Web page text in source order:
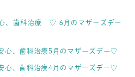
、歯科治療 ♡ 6月のマザーズデー
心、歯科治療5月のマザーズデー♡
心、歯科治療4月のマザーズデー♡